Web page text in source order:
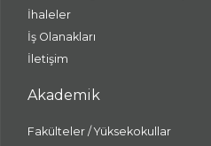
İhaleler
İş Olanakları
İletişim
Akademik
Fakülteler / Yüksekokullar